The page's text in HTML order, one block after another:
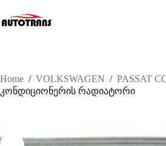
Home / VOLKSWAGEN / PASSAT
კონდიციონერის რადიატორი